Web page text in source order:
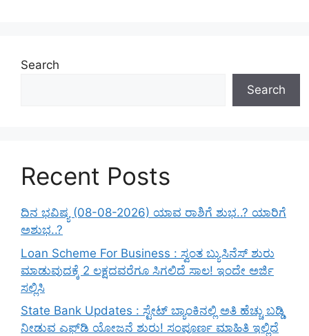
Search
Search
Recent Posts
ದಿನ ಭವಿಷ್ಯ (08-08-2026) ಯಾವ ರಾಶಿಗೆ ಶುಭ..? ಯಾರಿಗೆ
ಅಶುಭ..?
Loan Scheme For Business : ಸ್ವಂತ ಬ್ಯುಸಿನೆಸ್ ಶುರು
ಮಾಡುವುದಕ್ಕೆ 2 ಲಕ್ಷದವರೆಗೂ ಸಿಗಲಿದೆ ಸಾಲ! ಇಂದೇ ಅರ್ಜಿ
ಸಲ್ಲಿಸಿ
State Bank Updates : ಸ್ಟೇಟ್ ಬ್ಯಾಂಕಿನಲ್ಲಿ ಅತಿ ಹೆಚ್ಚು ಬಡ್ಡಿ
ನೀಡುವ ಎಫ್‌ಡಿ ಯೋಜನೆ ಶುರು! ಸಂಪೂರ್ಣ ಮಾಹಿತಿ ಇಲ್ಲಿದೆ